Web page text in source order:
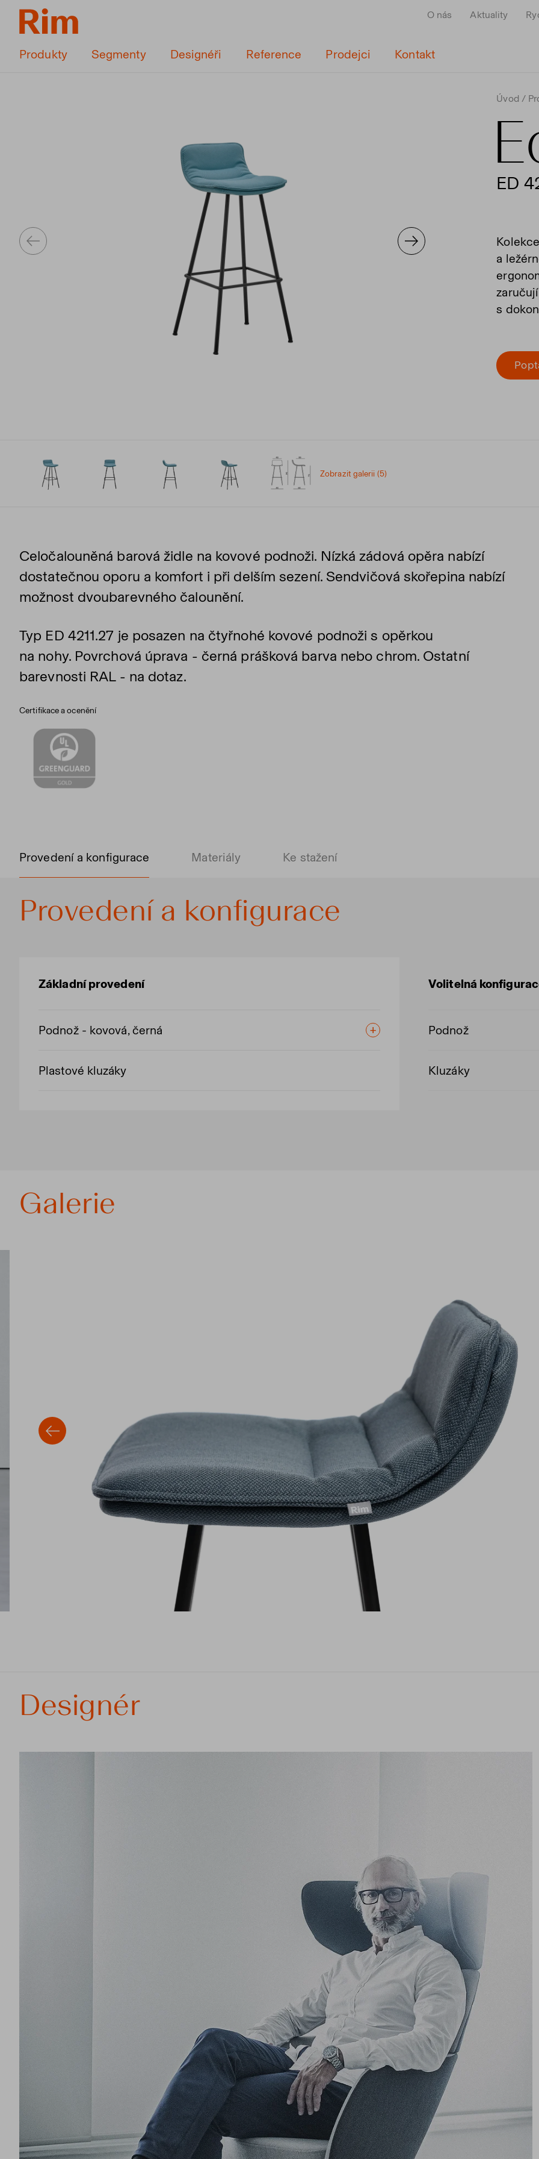
O nás Aktuality
Produkty Segmenty Designéři Reference Prodejci Kontakt
Úvod
ED
a
s
Zobrazit galerii (5)
Celočalouněná barová židle na kovové podnoži. Nízká zádová opěra nabízí
dostatečnou oporu a komfort i při delším sezení. Sendvičová skořepina nabízí
možnost dvoubarevného čalounění.
Typ ED 4211.27 je posazen na čtyřnohé kovové podnoži s opěrkou
na nohy. Povrchová úprava - černá prášková barva nebo chrom. Ostatní
barevnosti RAL - na dotaz.
Certifikace a ocenění
Provedení a konfigurace Materiály Ke stažení
Provedení a konfigurace
Základní provedení
Podnož - kovová, černá
Plastové kluzáky
Volitelná
Podnož
Kluzáky
Galerie
Designér